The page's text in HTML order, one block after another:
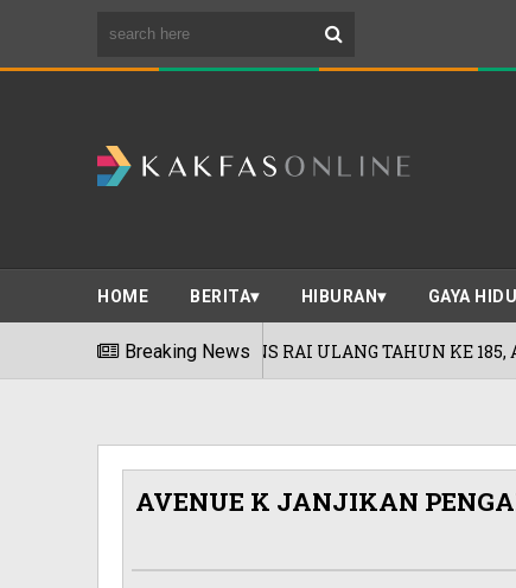
HOME BERITA HIBURAN GAYA
Breaking News
RAI ULANG TAHUN KE 185, ANJUR FESTIVAL
AVENUE K JANJIKAN